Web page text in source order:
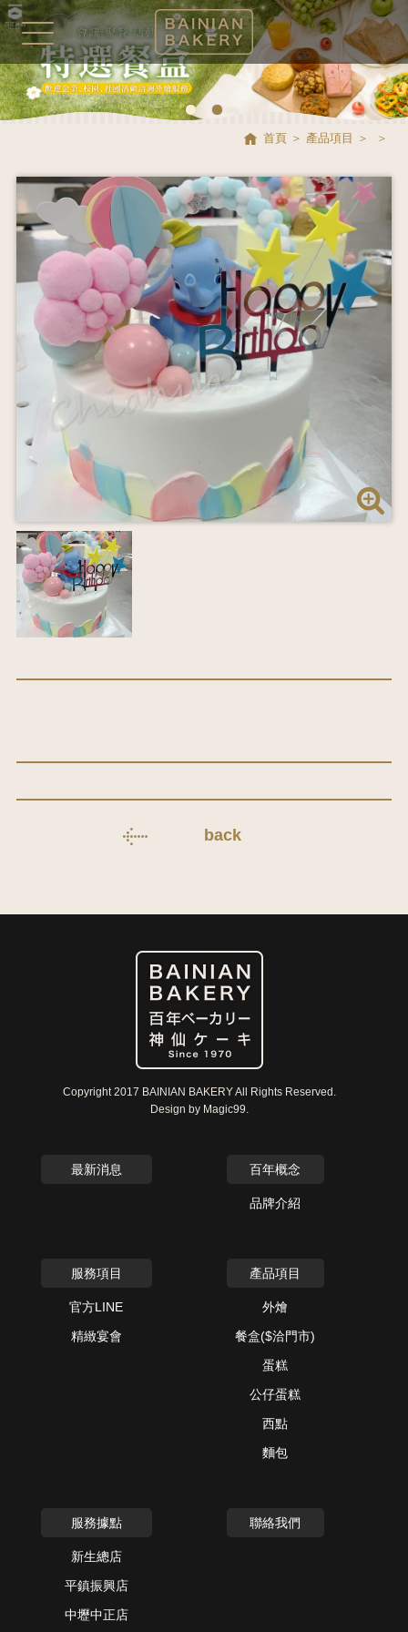
首頁 產品項目
back
Copyright 2017 BAINIAN BAKERY All Rights Reserved.
Design by Magic99.
最新消息 百年概念
品牌介紹
服務項目
官方LINE
精緻宴會
產品項目
外燴
餐盒($洽門市)
蛋糕
公仔蛋糕
西點
麵包
服務據點
新生總店
平鎮振興店
中壢中正店
聯絡我們